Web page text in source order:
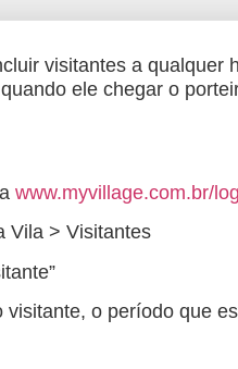
visitantes a
ele chegar o
www.myvillage.com.br/
Vila > Visitantes
visitante, o período que